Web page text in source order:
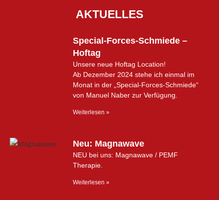
AKTUELLES
Special-Forces-Schmiede –
Hoftag
Unsere neue Hoftag Location!
Ab Dezember 2024 stehe ich einmal im
Monat in der „Special-Forces-Schmiede“
von Manuel Naber zur Verfügung.
Weiterlesen »
Neu: Magnawave
NEU bei uns: Magnawave / PEMF
Therapie.
Weiterlesen »